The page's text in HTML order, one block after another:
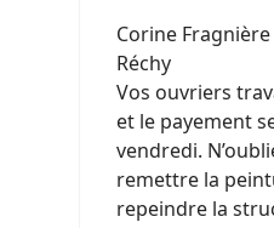
Corine Fragnière
Réchy
Vos ouvriers
et le payement
vendredi.
remettre la
repeindre la